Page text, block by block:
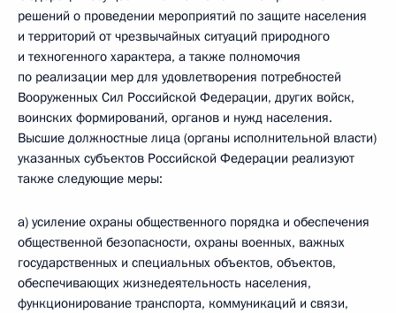
решений о проведении мероприятий по защите населения
и территорий от чрезвычайных ситуаций природного
и техногенного характера, а также полномочия
по реализации мер для удовлетворения потребностей
Вооруженных Сил Российской Федерации, других войск,
воинских формирований, органов и нужд населения.
Высшие должностные лица (органы исполнительной власти)
указанных субъектов Российской Федерации реализуют
также следующие меры:
а) усиление охраны общественного порядка и обеспечения
общественной безопасности, охраны военных, важных
государственных и специальных объектов, объектов,
обеспечивающих жизнедеятельность населения,
функционирование транспорта, коммуникаций и связи,